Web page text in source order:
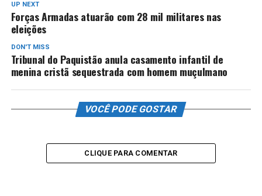
UP NEXT
Forças Armadas atuarão com 28 mil militares nas
eleições
DON'T MISS
Tribunal do Paquistão anula casamento infantil de
menina cristã sequestrada com homem muçulmano
VOCÊ PODE GOSTAR
CLIQUE PARA COMENTAR